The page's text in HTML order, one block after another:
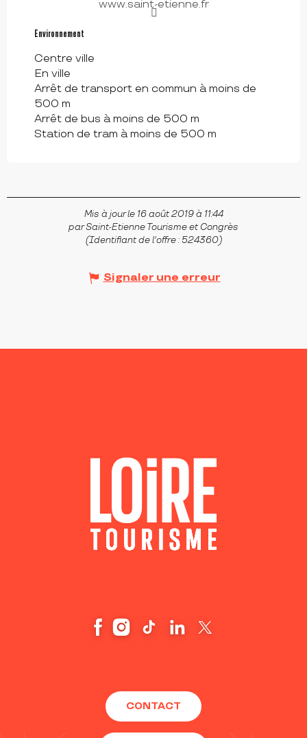
www.saint-etienne.fr
Environnement
Environnement
Centre ville
En ville
Arrêt de transport en commun à moins de
500 m
Arrêt de bus à moins de 500 m
Station de tram à moins de 500 m
Mis à jour le 16 août 2019 à 11:44
par Saint-Etienne Tourisme et Congrès
(Identifiant de l'offre : 524360)
Signaler une erreur
CONTACT